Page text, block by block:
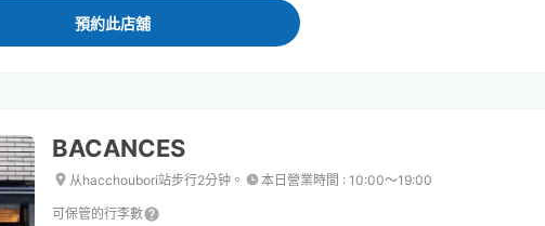
預約此店舖
BACANCES
从hacchoubori站步行2分钟。 本日營業時間 : 10:00〜19:00
可保管的行李數